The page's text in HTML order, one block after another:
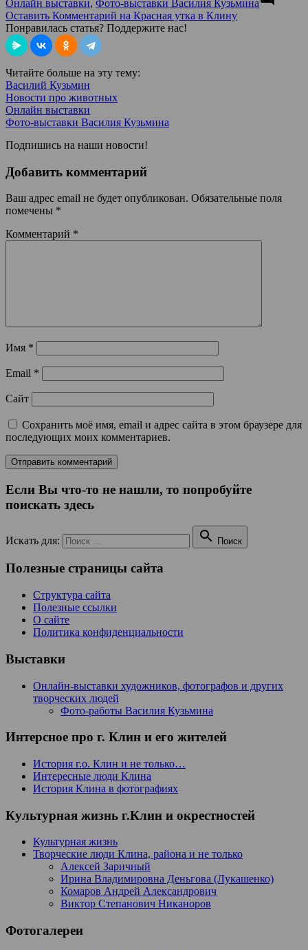
Онлайн выставки, Фото-выставки Василия Кузьмина
Оставить Комментарий на Красная утка в Клину
Понравилась статья? Поддержите нас!
Читайте больше на эту тему:
Василий Кузьмин
Новости про животных
Онлайн выставки
Фото-выставки Василия Кузьмина
Подпишись на наши новости!
Добавить комментарий
Ваш адрес email не будет опубликован. Обязательные поля
помечены *
Комментарий *
Имя *
Email *
Сайт
Сохранить моё имя, email и адрес сайта в этом браузере для
последующих моих комментариев.
Если Вы что-то не нашли, то попробуйте
поискать здесь
Искать для:  Поиск
Полезные страницы сайта
Структура сайта
Полезные ссылки
О сайте
Политика конфиденциальности
Выставки
Онлайн-выставки художников, фотографов и других
творческих людей
Фото-работы Василия Кузьмина
Интерсное про г. Клин и его жителей
История г.о. Клин и не только…
Интересные люди Клина
История Клина в фотографиях
Культурная жизнь г.Клин и окрестностей
Культурная жизнь
Творческие люди Клина, района и не только
Алексей Заричный
Ирина Владимировна Деньгова (Лукашенко)
Комаров Андрей Александрович
Виктор Степанович Никаноров
Фотогалереи